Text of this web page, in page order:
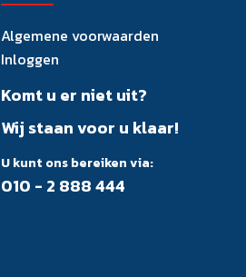
Algemene voorwaarden
Inloggen
Komt u er niet uit?
Wij staan voor u klaar!
U kunt ons bereiken via:
010 - 2 888 444